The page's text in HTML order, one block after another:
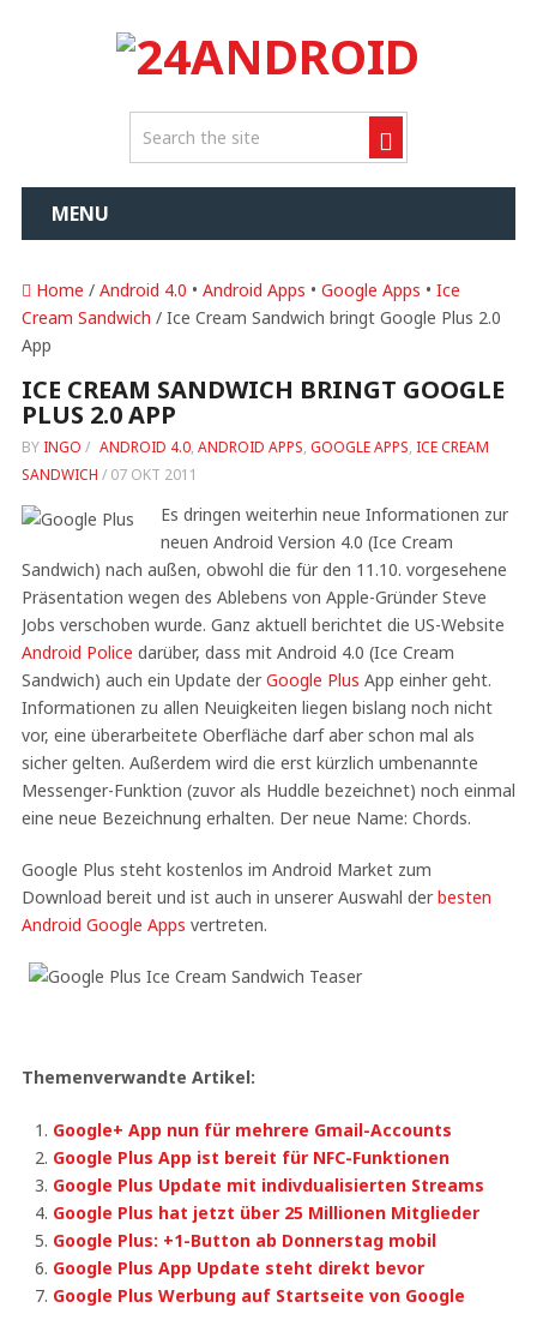
MENU
Home / Android 4.0 • Android Apps • Google Apps • Ice
Cream Sandwich / Ice Cream Sandwich bringt Google Plus 2.0
App
ICE CREAM SANDWICH BRINGT GOOGLE
PLUS 2.0 APP
BY INGO / ANDROID 4.0, ANDROID APPS, GOOGLE APPS, ICE CREAM
SANDWICH / 07 OKT 2011
Es dringen weiterhin neue Informationen zur
neuen Android Version 4.0 (Ice Cream
Sandwich) nach außen, obwohl die für den 11.10. vorgesehene
Präsentation wegen des Ablebens von Apple-Gründer Steve
Jobs verschoben wurde. Ganz aktuell berichtet die US-Website
Android Police darüber, dass mit Android 4.0 (Ice Cream
Sandwich) auch ein Update der Google Plus App einher geht.
Informationen zu allen Neuigkeiten liegen bislang noch nicht
vor, eine überarbeitete Oberfläche darf aber schon mal als
sicher gelten. Außerdem wird die erst kürzlich umbenannte
Messenger-Funktion (zuvor als Huddle bezeichnet) noch einmal
eine neue Bezeichnung erhalten. Der neue Name: Chords.
Google Plus steht kostenlos im Android Market zum
Download bereit und ist auch in unserer Auswahl der besten
Android Google Apps vertreten.
Themenverwandte Artikel:
Google+ App nun für mehrere Gmail-Accounts
Google Plus App ist bereit für NFC-Funktionen
Google Plus Update mit indivdualisierten Streams
Google Plus hat jetzt über 25 Millionen Mitglieder
Google Plus: +1-Button ab Donnerstag mobil
Google Plus App Update steht direkt bevor
Google Plus Werbung auf Startseite von Google